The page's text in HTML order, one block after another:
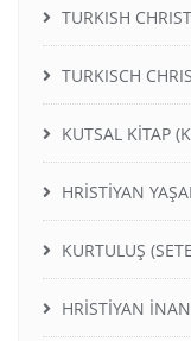
TURKISH
TURKISCH
KUTSAL KİTAP
HRİSTİYAN
KURTULUŞ
HRİSTİYAN